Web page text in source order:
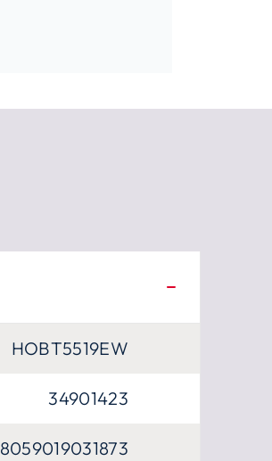
HOBT5519EW
34901423
8059019031873